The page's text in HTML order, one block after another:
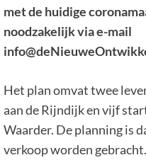
met de huidige
noodzakelijk via e-mail
Het plan omvat twee
aan de Rijndijk en vijf
Waarder. De planning is
verkoop worden